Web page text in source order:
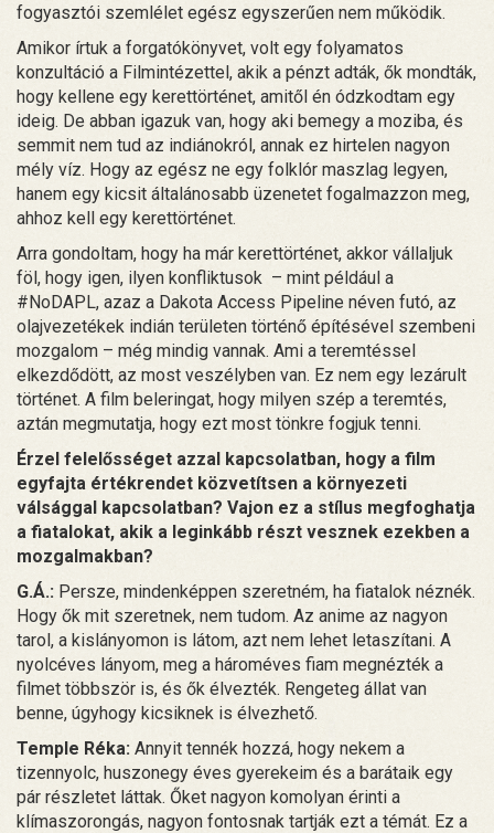
fogyasztói szemlélet egész egyszerűen nem működik.
Amikor írtuk a forgatókönyvet, volt egy folyamatos
konzultáció a Filmintézettel, akik a pénzt adták, ők mondták,
hogy kellene egy kerettörténet, amitől én ódzkodtam egy
ideig. De abban igazuk van, hogy aki bemegy a moziba, és
semmit nem tud az indiánokról, annak ez hirtelen nagyon
mély víz. Hogy az egész ne egy folklór maszlag legyen,
hanem egy kicsit általánosabb üzenetet fogalmazzon meg,
ahhoz kell egy kerettörténet.
Arra gondoltam, hogy ha már kerettörténet, akkor vállaljuk
föl, hogy igen, ilyen konfliktusok – mint például a
#NoDAPL, azaz a Dakota Access Pipeline néven futó, az
olajvezetékek indián területen történő építésével szembeni
mozgalom – még mindig vannak. Ami a teremtéssel
elkezdődött, az most veszélyben van. Ez nem egy lezárult
történet. A film beleringat, hogy milyen szép a teremtés,
aztán megmutatja, hogy ezt most tönkre fogjuk tenni.
Érzel felelősséget azzal kapcsolatban, hogy a film
egyfajta értékrendet közvetítsen a környezeti
válsággal kapcsolatban? Vajon ez a stílus megfoghatja
a fiatalokat, akik a leginkább részt vesznek ezekben a
mozgalmakban?
G.Á.: Persze, mindenképpen szeretném, ha fiatalok néznék.
Hogy ők mit szeretnek, nem tudom. Az anime az nagyon
tarol, a kislányomon is látom, azt nem lehet letaszítani. A
nyolcéves lányom, meg a hároméves fiam megnézték a
filmet többször is, és ők élvezték. Rengeteg állat van
benne, úgyhogy kicsiknek is élvezhető.
Temple Réka: Annyit tennék hozzá, hogy nekem a
tizennyolc, huszonegy éves gyerekeim és a barátaik egy
pár részletet láttak. Őket nagyon komolyan érinti a
klímaszorongás, nagyon fontosnak tartják ezt a témát. Ez a